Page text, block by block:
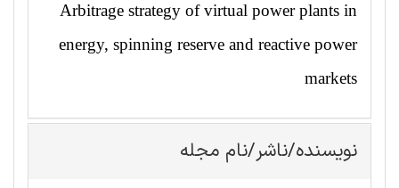
Arbitrage strategy of virtual power plants in
energy, spinning reserve and reactive power
markets
نویسنده/ناشر/نام مجله